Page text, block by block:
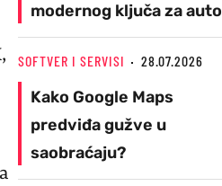
modernog ključa za auto
SOFTVER I SERVISI 28.07.2026
Kako Google Maps
predviđa gužve u
saobraćaju?